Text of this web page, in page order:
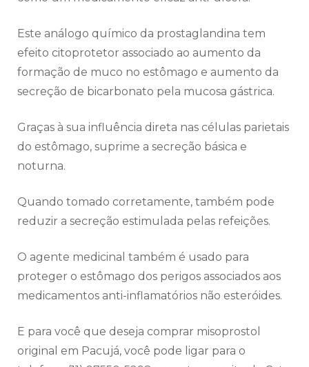
Este análogo químico da prostaglandina tem
efeito citoprotetor associado ao aumento da
formação de muco no estômago e aumento da
secreção de bicarbonato pela mucosa gástrica.
Graças à sua influência direta nas células parietais
do estômago, suprime a secreção básica e
noturna.
Quando tomado corretamente, também pode
reduzir a secreção estimulada pelas refeições.
O agente medicinal também é usado para
proteger o estômago dos perigos associados aos
medicamentos anti-inflamatórios não esteróides.
E para você que deseja comprar misoprostol
original em Pacujá, você pode ligar para o